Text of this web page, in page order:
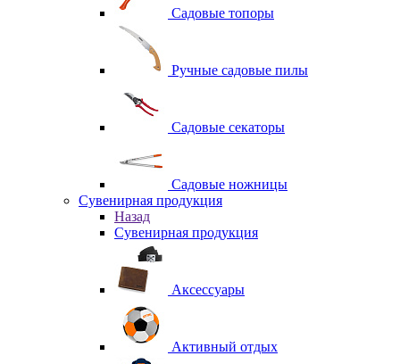
Садовые топоры
Ручные садовые пилы
Садовые секаторы
Садовые ножницы
Сувенирная продукция
Назад
Сувенирная продукция
Аксессуары
Активный отдых